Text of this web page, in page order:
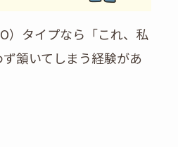
）タイプなら「これ、私
頷いてしまう経験があ